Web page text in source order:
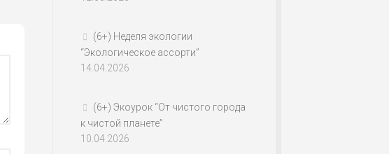
(6+) Неделя экологии
“Экологическое ассорти”
14.04.2026
(6+) Экоурок “От чистого города
к чистой планете”
10.04.2026